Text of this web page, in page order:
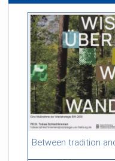
54:13 duration